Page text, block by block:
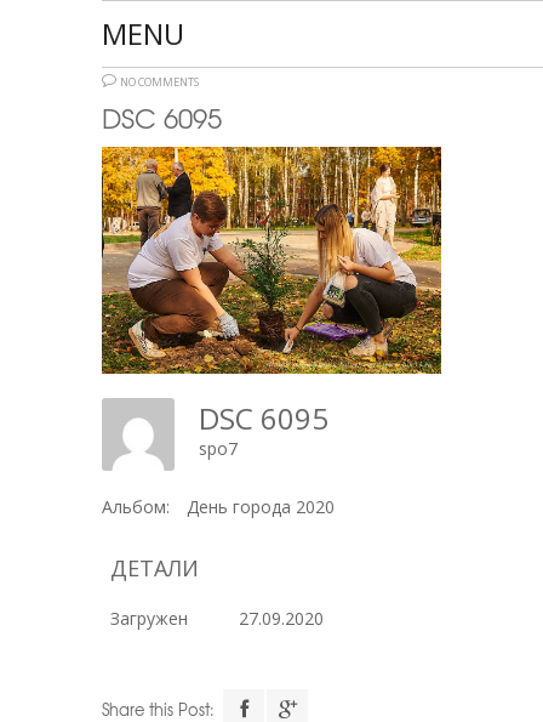
MENU
NO COMMENTS
DSC 6095
DSC 6095
spo7
Альбом: День города 2020
ДЕТАЛИ
Загружен 27.09.2020
Share this Post: